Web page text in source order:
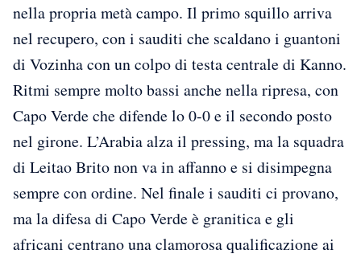
nella propria metà campo. Il primo squillo arriva
nel recupero, con i sauditi che scaldano i guantoni
di Vozinha con un colpo di testa centrale di Kanno.
Ritmi sempre molto bassi anche nella ripresa, con
Capo Verde che difende lo 0-0 e il secondo posto
nel girone. L’Arabia alza il pressing, ma la squadra
di Leitao Brito non va in affanno e si disimpegna
sempre con ordine. Nel finale i sauditi ci provano,
ma la difesa di Capo Verde è granitica e gli
africani centrano una clamorosa qualificazione ai